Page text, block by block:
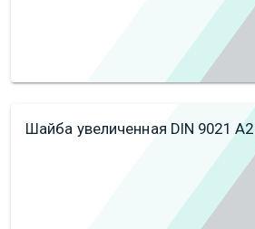
Шайба увеличенная DIN 9021